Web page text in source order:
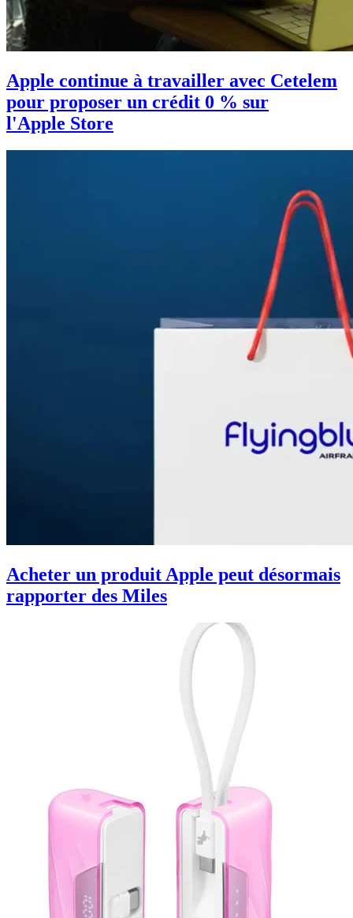
Apple continue à travailler avec Cetelem
pour proposer un crédit 0 % sur
l'Apple Store
Acheter un produit Apple peut désormais
rapporter des Miles